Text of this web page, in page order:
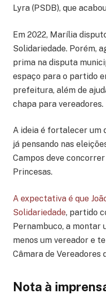
Lyra (PSDB), que
Em 2022, Marília
Solidariedade. Porém,
prima na disputa
espaço para o partido
prefeitura, além de
chapa para vereadores.
A ideia é fortalecer um
já pensando nas
Campos deve
Princesas.
A expectativa é que
Solidariedade, partido
Pernambuco, a montar
menos um vereador e
Câmara de Vereadores
Nota à